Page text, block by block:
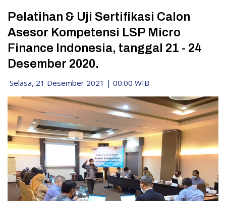
Pelatihan & Uji Sertifikasi Calon
Asesor Kompetensi LSP Micro
Finance Indonesia, tanggal 21 - 24
Desember 2020.
Selasa, 21 Desember 2021 | 00:00 WIB